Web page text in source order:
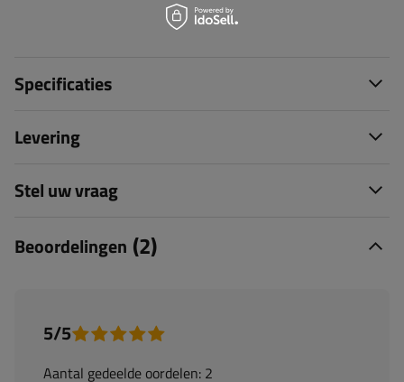
Specificaties
Levering
Stel uw vraag
Beoordelingen (2)
5/5
Aantal gedeelde oordelen: 2